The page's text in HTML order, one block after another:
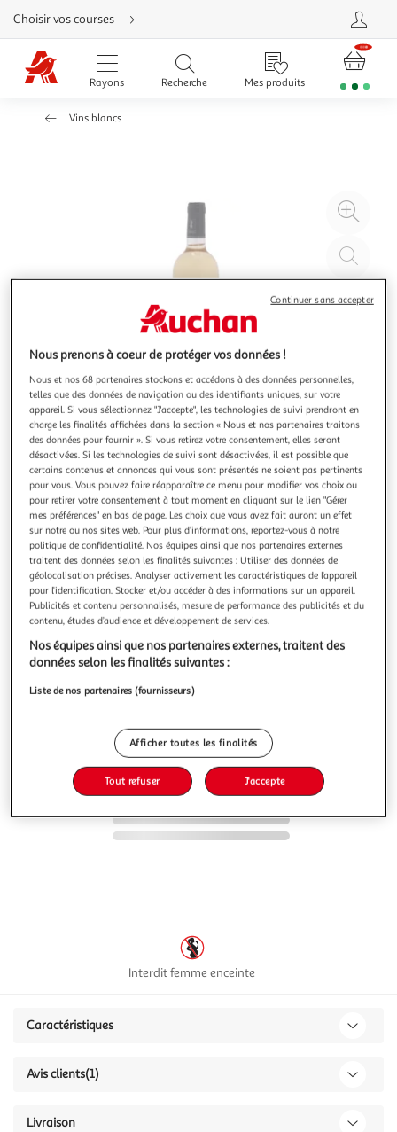
Aller
directement
au
contenu
Aller
directement
Aller
Choisir vos courses
Rayons Recherche Mes produits
Vins blancs
à
4.0 (1)
AOP Cassis Blanc Domaine Des 4 Vents blanc
75cl
Vendu parAuchan
Allergènes : Sulfite
Livr. ou retrait dès 3/4 jours
A partir de 3,00€ - Retrait offert dès 35€
Plus d'options
12,50€
Interdit femme enceinte
Caractéristiques
Avis clients(1)
Livraison
Nous prenons à coeur de protéger vos données !
Nous et nos 68 partenaires stockons et accédons à des données personnelles,
telles que des données de navigation ou des identifiants uniques, sur votre
appareil. Si vous sélectionnez "J'accepte", les technologies de suivi prendront en
charge les finalités affichées dans la section « Nous et nos partenaires traitons
des données pour fournir ». Si vous retirez votre consentement, elles seront
désactivées. Si les technologies de suivi sont désactivées, il est possible que
certains contenus et annonces qui vous sont présentés ne soient pas pertinents
pour vous. Vous pouvez faire réapparaître ce menu pour modifier vos choix ou
pour retirer votre consentement à tout moment en cliquant sur le lien "Gérer
mes préférences" en bas de page. Les choix que vous avez fait auront un effet
sur notre ou nos sites web. Pour plus d’informations, reportez-vous à notre
politique de confidentialité. Nos équipes ainsi que nos partenaires externes
traitent des données selon les finalités suivantes : Utiliser des données de
géolocalisation précises. Analyser activement les caractéristiques de l’appareil
pour l’identification. Stocker et/ou accéder à des informations sur un appareil.
Publicités et contenu personnalisés, mesure de performance des publicités et du
contenu, études d’audience et développement de services.
Nos équipes ainsi que nos partenaires externes, traitent des
données selon les finalités suivantes :
Liste de nos partenaires (fournisseurs)
Afficher toutes les finalités
Tout refuser J'accepte
Continuer sans accepter